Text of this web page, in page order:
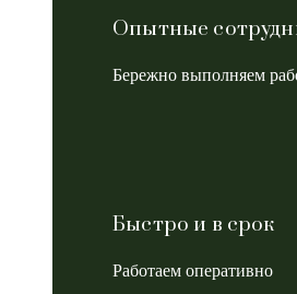
Опытные
Бережно выполняем
Быстро и в срок
Работаем оперативно